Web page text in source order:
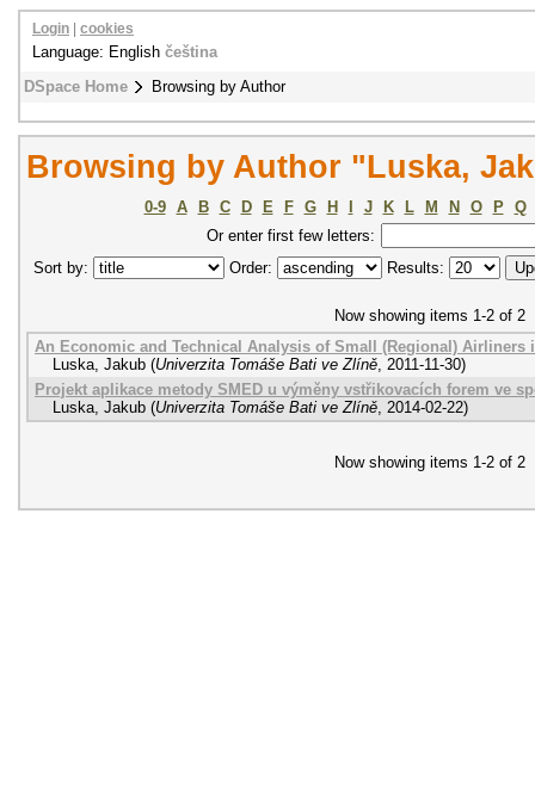
DSpace Home Browsing by Author
Login cookies
Language: English čeština
Browsing by Author "Luska,
0-9 A B C D E F G H J K L M N O P
Q
Or enter first few letters:
Sort by:
Order: Results:
Now showing items 1-2 of 2
An Economic and Technical Analysis of Small (Regional) Airliners
Luska, Jakub (Univerzita Tomáše Bati ve Zlíně, 2011-11-30)
Projekt aplikace metody SMED u výměny vstřikovacích forem ve
Luska, Jakub (Univerzita Tomáše Bati ve Zlíně, 2014-02-22)
Now showing items 1-2 of 2